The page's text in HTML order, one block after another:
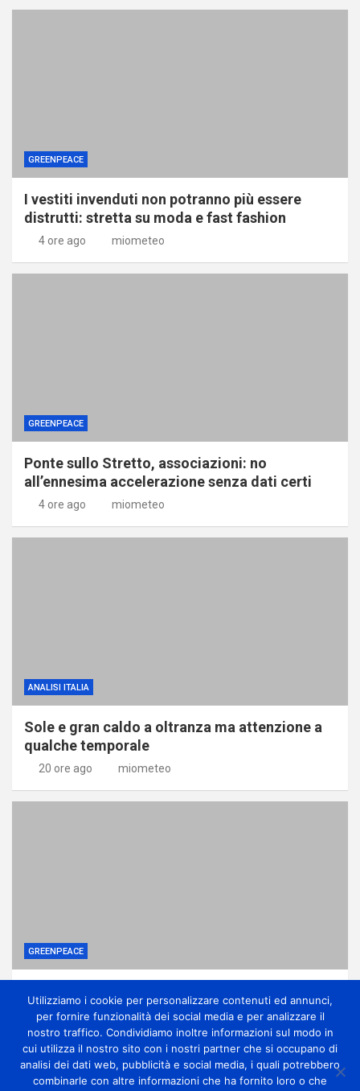
GREENPEACE
I vestiti invenduti non potranno più essere
distrutti: stretta su moda e fast fashion
4 ore ago miometeo
GREENPEACE
Ponte sullo Stretto, associazioni: no
all’ennesima accelerazione senza dati certi
4 ore ago miometeo
ANALISI ITALIA
Sole e gran caldo a oltranza ma attenzione a
qualche temporale
20 ore ago miometeo
GREENPEACE
contro la crisi climatica
1 giorno ago miometeo
Utilizziamo i cookie per personalizzare contenuti ed annunci,
per fornire funzionalità dei social media e per analizzare il
nostro traffico. Condividiamo inoltre informazioni sul modo in
cui utilizza il nostro sito con i nostri partner che si occupano di
analisi dei dati web, pubblicità e social media, i quali potrebbero
combinarle con altre informazioni che ha fornito loro o che